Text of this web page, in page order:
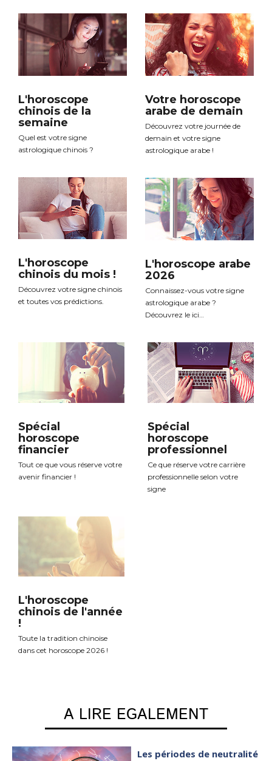
L'horoscope
chinois de la
semaine
Quel est votre signe
astrologique chinois ?
L'horoscope
chinois du mois !
Découvrez votre signe chinois
et toutes vos prédictions.
Votre horoscope
arabe de demain
Découvrez votre journée de
demain et votre signe
astrologique arabe !
L'horoscope arabe
2026
Connaissez-vous votre signe
astrologique arabe ?
Découvrez le ici…
Spécial
horoscope
financier
Tout ce que vous réserve votre
avenir financier !
Spécial
horoscope
professionnel
Ce que réserve votre carrière
professionnelle selon votre
signe
L'horoscope
chinois de l'année
!
Toute la tradition chinoise
dans cet horoscope 2026 !
A LIRE EGALEMENT
Les périodes de neutralité